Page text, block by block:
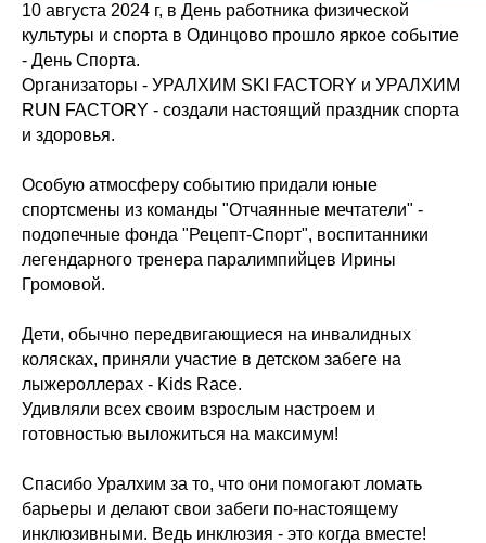
10 августа 2024 г, в День работника физической
культуры и спорта в Одинцово прошло яркое событие
- День Спорта.
Организаторы - УРАЛХИМ SKI FACTORY и УРАЛХИМ
RUN FACTORY - создали настоящий праздник спорта
и здоровья.
Особую атмосферу событию придали юные
спортсмены из команды "Отчаянные мечтатели" -
подопечные фонда "Рецепт-Спорт", воспитанники
легендарного тренера паралимпийцев Ирины
Громовой.
Дети, обычно передвигающиеся на инвалидных
колясках, приняли участие в детском забеге на
лыжероллерах - Kids Race.
Удивляли всех своим взрослым настроем и
готовностью выложиться на максимум!
Спасибо Уралхим за то, что они помогают ломать
барьеры и делают свои забеги по-настоящему
инклюзивными. Ведь инклюзия - это когда вместе!